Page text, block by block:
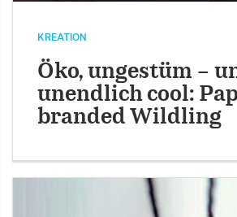
KREATION
Öko, ungestüm –
unendlich cool:
branded Wildling